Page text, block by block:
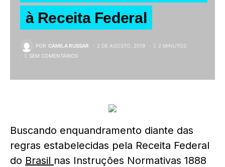
à Receita Federal
POR CAMILA RUSSAR 2 DE AGOSTO, 2019
2 MINUTOS
SEM COMENTÁRIOS
Buscando enquandramento diante das
regras estabelecidas pela Receita Federal
do Brasil nas Instruções Normativas 1888